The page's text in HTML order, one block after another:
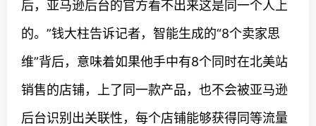
后，亚马逊后台的官方看不出来这是同一个人上
的。”钱大柱告诉记者，智能生成的“8个卖家思
维”背后，意味着如果他手中有8个同时在北美站
销售的店铺，上了同一款产品，也不会被亚马逊
后台识别出关联性，每个店铺能够获得同等流量